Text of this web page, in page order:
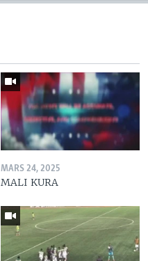
MARS 24, 2025
MALI KURA